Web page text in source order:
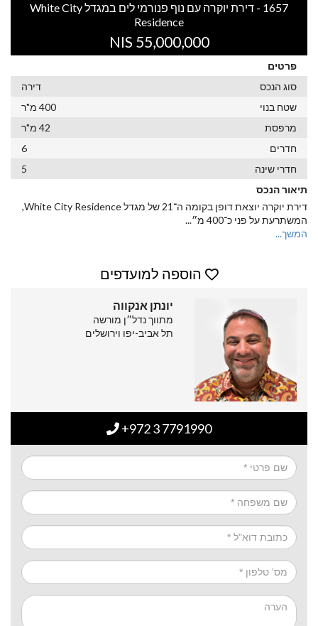
1657 - דירת יוקרה עם נוף פנורמי לים במגדל White City
Residence
55,000,000 NIS
פרטים
סוג הנכס
דירה
שטח בנוי
400 מ"ר
מרפסת
42 מ"ר
חדרים
6
חדרי שינה
5
תיאור הנכס
דירת יוקרה יוצאת דופן בקומה ה־21 של מגדל White City Residence,
המשתרעת על פני כ־400 מ״
...
המשך...
הוספה למועדפים
יונתן אנקווה
מתווך נדל״ן מורשה
תל אביב-יפו וירושלים
+972 3 7791990